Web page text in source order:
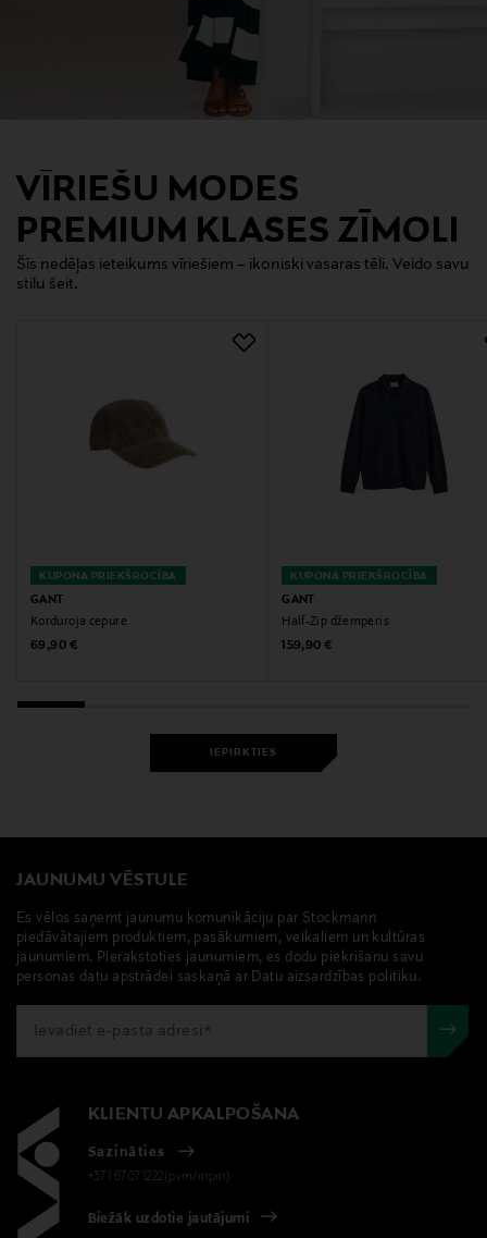
VĪRIEŠU MODES
PREMIUM KLASES ZĪMOLI
Šīs nedēļas ieteikums vīriešiem – ikoniski vasaras tēli. Veido savu
stilu šeit.
KUPONA PRIEKŠROCĪBA
GANT
Korduroja cepure
Original Price
69,90 €
KUPONA PRIEKŠROCĪBA
GANT
Half-Zip džemperis
Original Price
159,90 €
IEPIRKTIES
JAUNUMU VĒSTULE
Es vēlos saņemt jaunumu komunikāciju par Stockmann
piedāvātajiem produktiem, pasākumiem, veikaliem un kultūras
jaunumiem. Pierakstoties jaunumiem, es dodu piekrišanu savu
personas datu apstrādei saskaņā ar Datu aizsardzības politiku.
KLIENTU APKALPOŠANA
Sazināties
+371 67071222(pvm/mpm)
Biežāk uzdotie jautājumi